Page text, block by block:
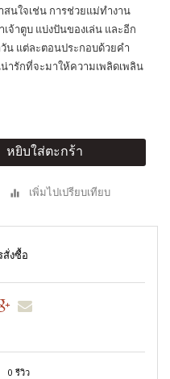
สนใจเช่น การช่วยแม่ทำงาน
จ้าตูบ แบ่งปันของเล่น และอีก
น แต่ละตอนประกอบด้วยคำ
รักที่จะมาให้ความเพลิดเพลิน
หยิบใส่ตะกร้า
เพิ่มไปเปรียบเทียบ
สั่งซื้อ
0 รีวิว